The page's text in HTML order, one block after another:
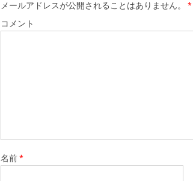
メールアドレスが公開されることはありません。 *
コメント
名前*